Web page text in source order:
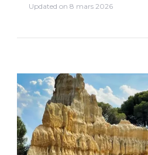
Updated on 8 mars 2026